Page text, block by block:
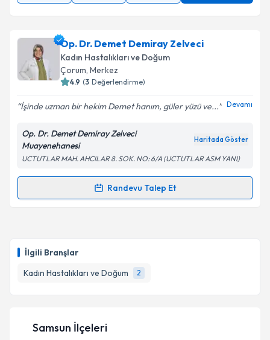
İlgili Branşlar
Kadın Hastalıkları ve Doğum
2
Op. Dr. Demet Demiray Zelveci
Kadın Hastalıkları ve Doğum
Çorum, Merkez
4.9 (3 Değerlendirme)
İşinde uzman bir hekim Demet hanım, güler yüzü ve... Devamı
Op. Dr. Demet Demiray Zelveci
Muayenehanesi
Haritada Göster
UCTUTLAR MAH. AHCILAR 8. SOK. NO: 6/A (UCTUTLAR ASM YANI)
Randevu Talep Et
Randevu Takvimi Talebi
almanız için bir takvim hazırlandığında e-posta ile
bilgilendireceğiz.
E-posta Adresiniz
Samsun İlçeleri